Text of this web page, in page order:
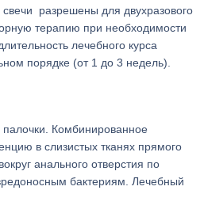
разрешены для двухразового
терапию при необходимости
лечебного курса
порядке (от 1 до 3 недель).
Комбинированное
в слизистых тканях прямого
анального отверстия по
бактериям. Лечебный